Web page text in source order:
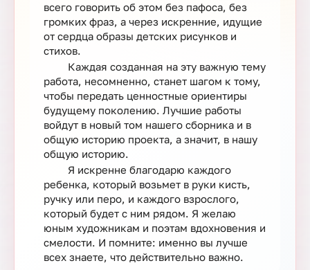
всего говорить об этом без пафоса, без
громких фраз, а через искренние, идущие
от сердца образы детских рисунков и
стихов.
Каждая созданная на эту важную тему
работа, несомненно, станет шагом к тому,
чтобы передать ценностные ориентиры
будущему поколению. Лучшие работы
войдут в новый том нашего сборника и в
общую историю проекта, а значит, в нашу
общую историю.
Я искренне благодарю каждого
ребенка, который возьмет в руки кисть,
ручку или перо, и каждого взрослого,
который будет с ним рядом. Я желаю
юным художникам и поэтам вдохновения и
смелости. И помните: именно вы лучше
всех знаете, что действительно важно.